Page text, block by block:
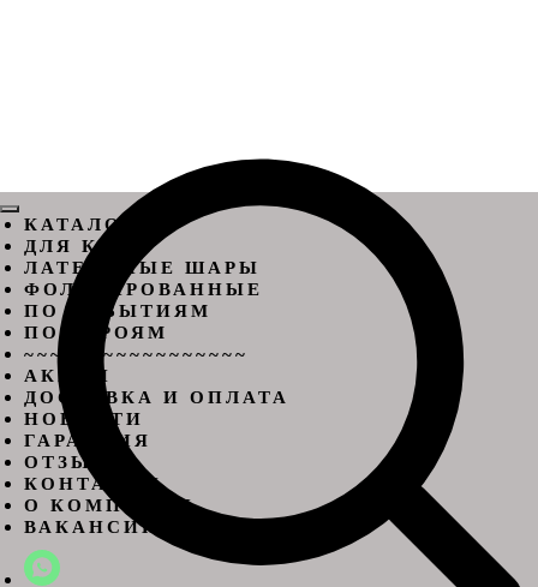
КАТАЛОГ
ДЛЯ КОГО
ЛАТЕКСНЫЕ ШАРЫ
ФОЛЬГИРОВАННЫЕ
ПО СОБЫТИЯМ
ПО ГЕРОЯМ
~~~~~~~~~~~~~~~~~
АКЦИИ
ДОСТАВКА И ОПЛАТА
НОВОСТИ
ГАРАНТИЯ
ОТЗЫВЫ
КОНТАКТЫ
О КОМПАНИИ
ВАКАНСИИ